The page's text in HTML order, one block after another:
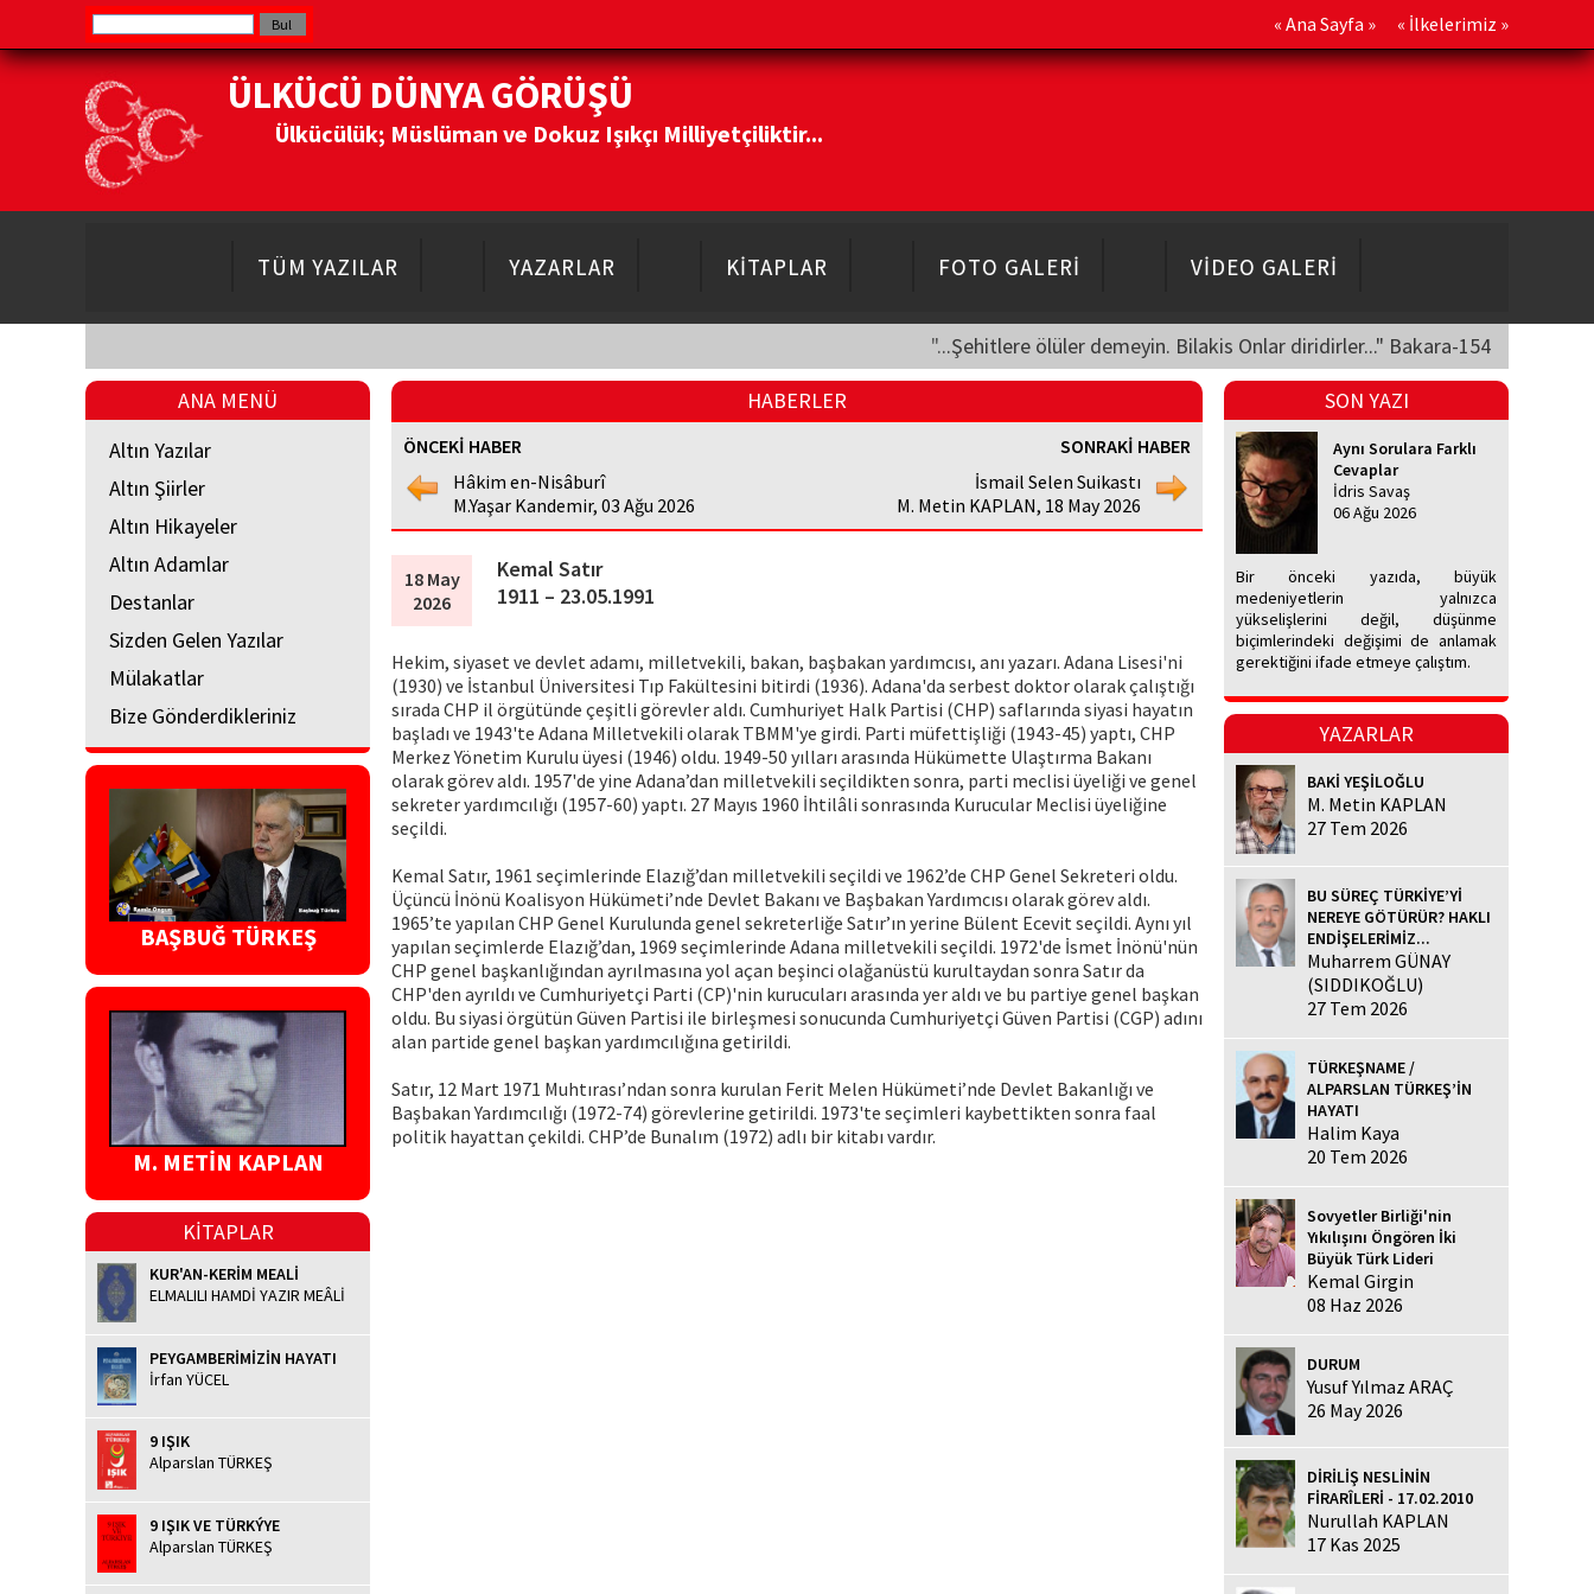
« Ana Sayfa » « İlkelerimiz »
ÜLKÜCÜ DÜNYA GÖRÜŞÜ
Ülkücülük; Müslüman ve Dokuz Işıkçı Milliyetçiliktir...
TÜM YAZILAR YAZARLAR KİTAPLAR FOTO GALERİ VİDEO GALERİ
"...Şehitlere ölüler demeyin. Bilakis Onlar diridirler..." Bakara-154
ANA MENÜ
Altın Yazılar
Altın Şiirler
Altın Hikayeler
Altın Adamlar
Destanlar
Sizden Gelen Yazılar
Mülakatlar
Bize Gönderdikleriniz
BAŞBUĞ TÜRKEŞ
M. METİN KAPLAN
KİTAPLAR
KUR'AN-KERİM MEALİ
ELMALILI HAMDİ YAZIR MEÂLİ
PEYGAMBERİMİZİN HAYATI
İrfan YÜCEL
9 IŞIK
Alparslan TÜRKEŞ
9 IŞIK VE TÜRKÝYE
Alparslan TÜRKEŞ
HABERLER
ÖNCEKİ HABER
Hâkim en-Nisâburî
M.Yaşar Kandemir, 03 Ağu 2026
SONRAKİ HABER
İsmail Selen Suikastı
M. Metin KAPLAN, 18 May 2026
18 May
2026
Kemal Satır
1911 – 23.05.1991
Hekim, siyaset ve devlet adamı, milletvekili, bakan, başbakan yardımcısı, anı yazarı. Adana Lisesi'ni
(1930) ve İstanbul Üniversitesi Tıp Fakültesini bitirdi (1936). Adana'da serbest doktor olarak çalıştığı
sırada CHP il örgütünde çeşitli görevler aldı. Cumhuriyet Halk Partisi (CHP) saflarında siyasi hayatın
başladı ve 1943'te Adana Milletvekili olarak TBMM'ye girdi. Parti müfet­tişliği (1943-45) yaptı, CHP
Merkez Yönetim Kurulu üyesi (1946) oldu. 1949-50 yılları arasında Hükümette Ulaştırma Bakanı
olarak görev aldı. 1957'de yine Adana’dan milletvekili seçildikten sonra, parti meclisi üyeliği ve ge­nel
sekreter yardımcılığı (1957-60) yaptı. 27 Mayıs 1960 İhtilâli sonrasında Kurucular Meclisi üyeliğine
seçildi.
Kemal Satır, 1961 seçimlerinde Elazığ’dan milletvekili seçildi ve 1962’de CHP Genel Sekreteri oldu.
Üçüncü İnönü Koalisyon Hükümeti’nde Devlet Bakanı ve Başbakan Yardımcısı olarak görev aldı.
1965’te yapılan CHP Genel Kurulunda genel sekreterliğe Satır’ın yerine Bülent Ecevit seçildi. Aynı yıl
yapılan seçimlerde Elazığ’dan, 1969 seçimlerinde Adana milletvekili seçildi. 1972'de İsmet İnönü'nün
CHP genel başkanlığından ayrılmasına yol açan beşinci olağanüstü kurultaydan sonra Satır da
CHP'den ayrıldı ve Cumhuriyetçi Parti (CP)'nin kurucuları arasında yer aldı ve bu partiye genel başkan
oldu. Bu siyasi örgütün Güven Partisi ile birleşmesi sonucunda Cumhuriyet­çi Güven Partisi (CGP) adını
alan partide genel başkan yardımcılığına getirildi.
Satır, 12 Mart 1971 Muhtırası’ndan sonra kurulan Ferit Melen Hükümeti’nde Devlet Bakanlığı ve
Başbakan Yardımcılığı (1972-74) görevlerine getirildi. 1973'te seçimleri kaybettikten sonra faal
politik hayattan çekildi. CHP’de Bunalım (1972) adlı bir kitabı vardır.
SON YAZI
Aynı Sorulara Farklı
Cevaplar
İdris Savaş
06 Ağu 2026
Bir önceki yazıda, büyük
medeniyetlerin yalnızca
yükselişlerini değil, düşünme
biçimlerindeki değişimi de anlamak
gerektiğini ifade etmeye çalıştım.
YAZARLAR
BAKİ YEŞİLOĞLU
M. Metin KAPLAN
27 Tem 2026
BU SÜREÇ TÜRKİYE’Yİ
NEREYE GÖTÜRÜR? HAKLI
ENDİŞELERİMİZ...
Muharrem GÜNAY
(SIDDIKOĞLU)
27 Tem 2026
TÜRKEŞNAME /
ALPARSLAN TÜRKEŞ’İN
HAYATI
Halim Kaya
20 Tem 2026
Sovyetler Birliği'nin
Yıkılışını Öngören İki
Büyük Türk Lideri
Kemal Girgin
08 Haz 2026
DURUM
Yusuf Yılmaz ARAÇ
26 May 2026
DİRİLİŞ NESLİNİN
FİRARÎLERİ - 17.02.2010
Nurullah KAPLAN
17 Kas 2025